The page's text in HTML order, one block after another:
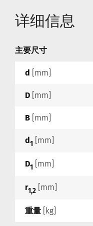
详细信息
主要尺寸
d [mm]
D [mm]
B [mm]
d1 [mm]
D1 [mm]
r1,2 [mm]
重量 [kg]